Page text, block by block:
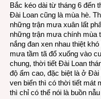
Bắc kéo dài từ tháng 6 đến
Đài Loan cũng là mùa hè.
những trận mưa xuân lất
những trận mưa chính mùa
nắng đan xen nhau thiệt
mưa tầm tã đổ xuống vào
chung, thời tiết Đài Loan
độ ẩm cao, đặc biệt là ở
ven biển thì có thời tiết mát
thì chỉ có thể nói là buồn